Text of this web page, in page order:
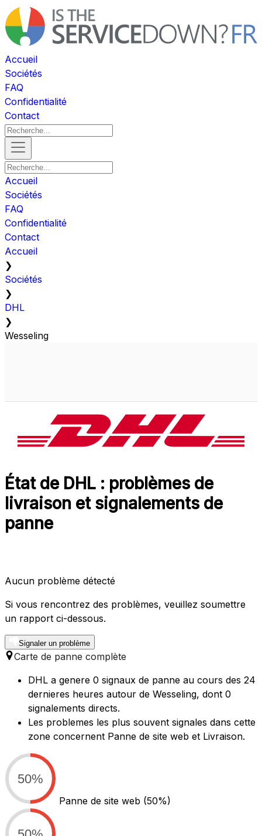
Accueil
Sociétés
FAQ
Confidentialité
Contact
Accueil
Sociétés
FAQ
Confidentialité
Contact
Accueil
❯
Sociétés
❯
DHL
❯
Wesseling
État de DHL : problèmes de
livraison et signalements de
panne
Aucun problème détecté
Si vous rencontrez des problèmes, veuillez soumettre
un rapport ci-dessous.
Signaler un problème
Carte de panne complète
DHL a genere 0 signaux de panne au cours des 24
dernieres heures autour de Wesseling, dont 0
signalements directs.
Les problemes les plus souvent signales dans cette
zone concernent Panne de site web et Livraison.
50%
Panne de site web (50%)